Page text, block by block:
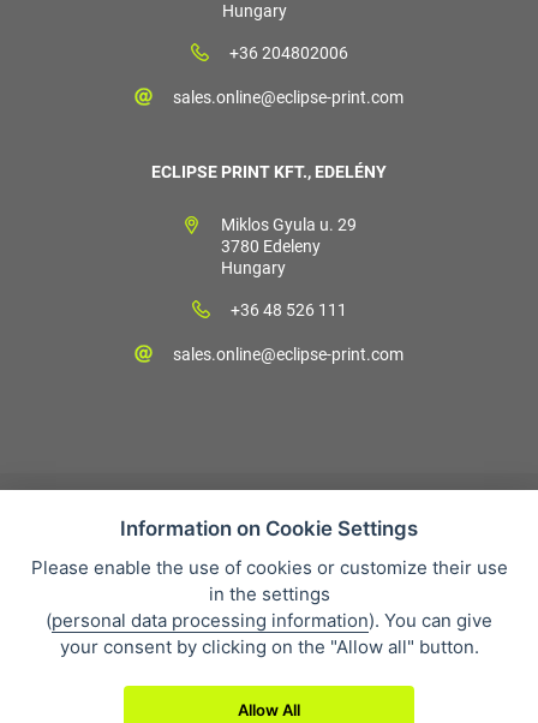
Hungary
+36 204802006
sales.online@eclipse-print.com
ECLIPSE PRINT KFT., EDELÉNY
Miklos Gyula u. 29
3780 Edeleny
Hungary
+36 48 526 111
sales.online@eclipse-print.com
Vásárlási feltételek
Personal data protection
Cégünkről
Whistleblowing
Information on Cookie Settings
Please enable the use of cookies or customize their use
in the settings
(personal data processing information). You can give
your consent by clicking on the "Allow all" button.
Allow All